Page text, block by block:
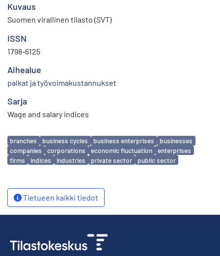
Kuvaus
Suomen virallinen tilasto (SVT)
ISSN
1798-6125
Aihealue
palkat ja työvoimakustannukset
Sarja
Wage and salary indices
Avainsanat
branches business cycles business enterprises
businesses
companies
corporations economic fluctuation
enterprises
firms
indices industries private sector public sector
Tietueen kaikki tiedot